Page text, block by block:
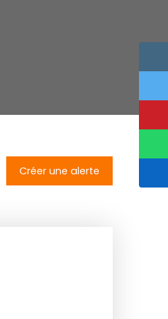
Créer une alerte